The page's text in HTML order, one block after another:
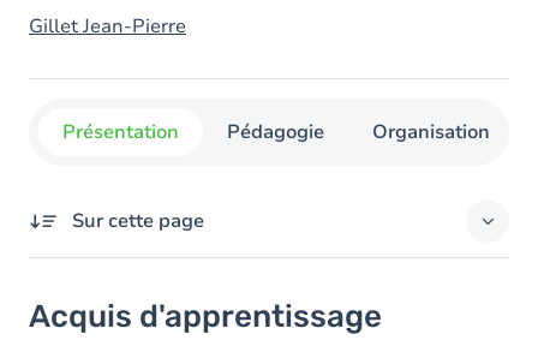
Gillet Jean-Pierre
Présentation Pédagogie Organisation
Sur cette page
Objectifs
Acquis d'apprentissage